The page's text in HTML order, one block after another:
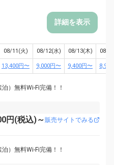
詳細を表示
08/11(火) 08/12(水) 08/13(木) 08/
13,400円〜 9,000円〜 9,400円〜
）無料Wi-Fi完備！！
円(税込)～販売サイトでみる
）無料Wi-Fi完備！！